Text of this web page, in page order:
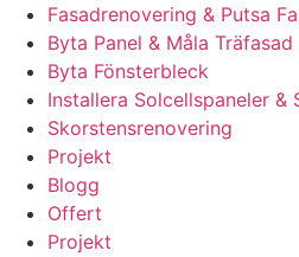
Fasadrenovering & Putsa
Byta Panel & Måla Träfasad
Byta Fönsterbleck
Installera Solcellspaneler &
Skorstensrenovering
Projekt
Blogg
Offert
Projekt